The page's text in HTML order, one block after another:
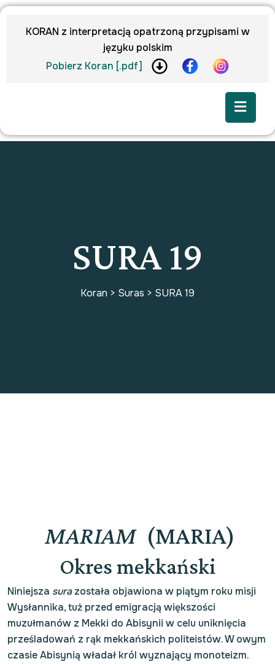
KORAN z interpretacją opatrzoną przypisami w
języku polskim
Pobierz Koran [.pdf]
SURA 19
Koran > Suras > SURA 19
MARIAM (MARIA)
Okres mekkański
Niniejsza surazostała objawiona w piątym roku misji
Wysłannika, tuż przed emigracją większości
muzułmanów z Mekki do Abisynii w celu uniknięcia
prześladowań z rąk mekkańskich politeistów. W owym
czasie Abisynią władał król wyznający monoteizm.